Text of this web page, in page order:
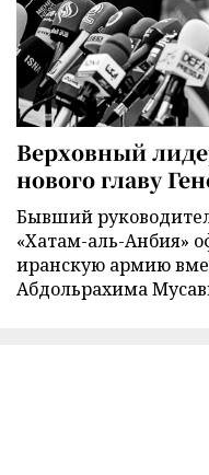
Верховный
нового главу
Бывший
«Хатам-аль-Анбия»
иранскую армию
Абдольрахима